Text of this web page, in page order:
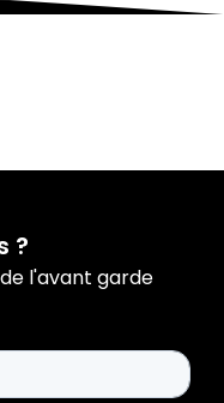
?
l'avant garde